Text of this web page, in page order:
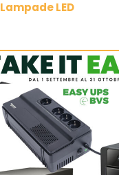
Lampade LED